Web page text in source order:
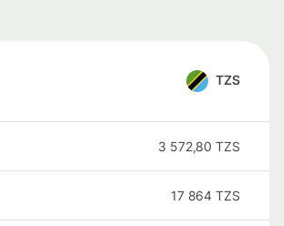
TZS
3 572,80 TZS
17 864 TZS